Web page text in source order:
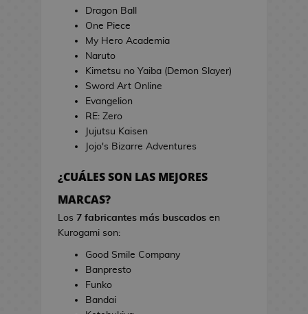
a
i
n
J
r
s
d
C
i
e
g
o
E
s
t
u
c
e
i
d
Dragon Ball
One Piece
My Hero Academia
Naruto
Kimetsu no Yaiba (Demon Slayer)
Sword Art Online
Evangelion
RE: Zero
Jujutsu Kaisen
Jojo's Bizarre Adventures
¿CUÁLES SON LAS MEJORES
MARCAS?
Los 7 fabricantes más buscados en
Kurogami son:
Good Smile Company
Banpresto
Funko
Bandai